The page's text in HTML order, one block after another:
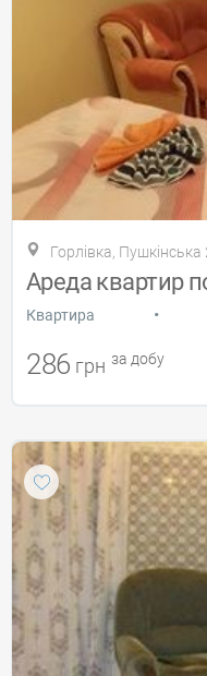
Горлівка, Пушкінська
Ареда квартир
Квартира •
286 грн за добу